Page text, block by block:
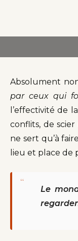
Absolument
par ceux qui
l’effectivité de
conflits, de
ne sert qu’à
lieu et place de
“
Le